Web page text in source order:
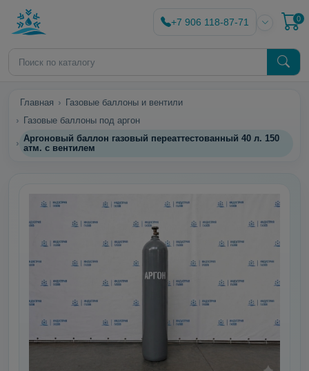
+7 906 118-87-71 0
Главная
Газовые баллоны и вентили
Газовые баллоны под аргон
Аргоновый баллон газовый переаттестованный 40 л. 150
атм. с вентилем